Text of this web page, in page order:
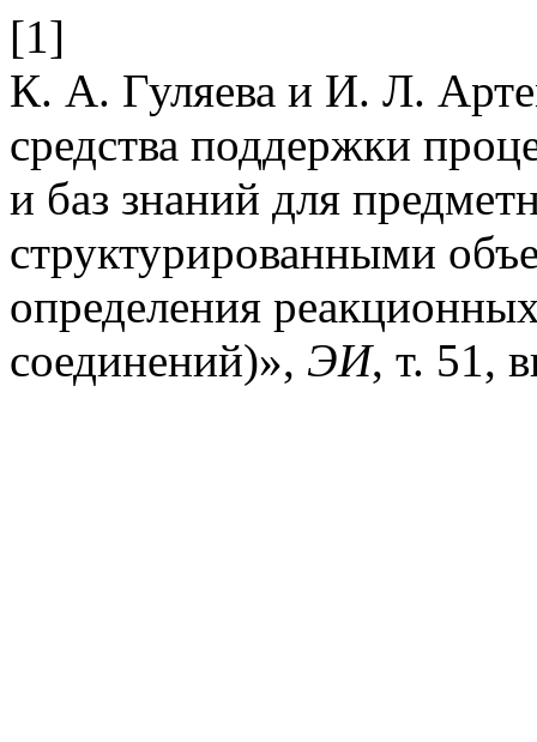
[1]
К. А. Гуляева и И. Л.
средства поддержки
и баз знаний для
структурированными
определения
соединений)», ЭИ, т. 51,